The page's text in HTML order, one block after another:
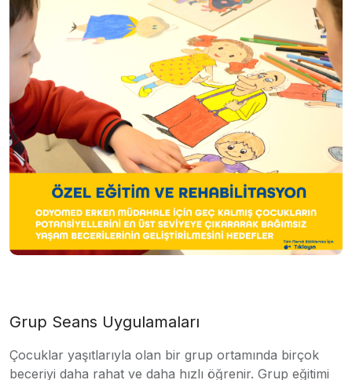
Grup Seans Uygulamaları
Çocuklar yaşıtlarıyla olan bir grup ortamında birçok
beceriyi daha rahat ve daha hızlı öğrenir. Grup eğitimi